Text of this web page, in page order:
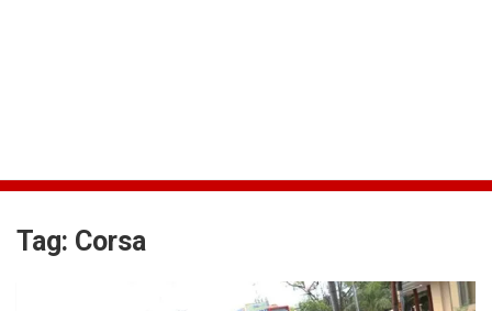
Tag: Corsa